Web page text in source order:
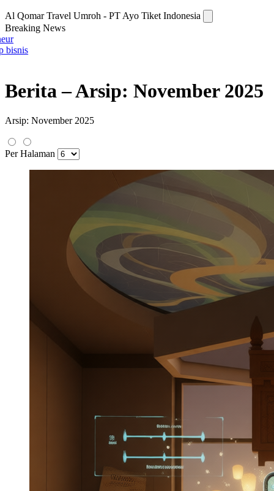
Al Qomar Travel Umroh - PT Ayo Tiket Indonesia
Breaking News
Berita – Arsip: November 2025
Arsip: November 2025
Per Halaman